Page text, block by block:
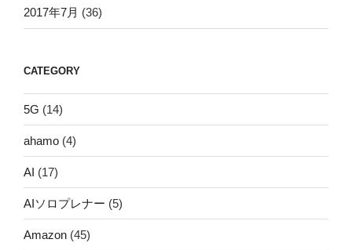
2017年7月 (36)
CATEGORY
5G (14)
ahamo (4)
AI (17)
AIソロプレナー (5)
Amazon (45)